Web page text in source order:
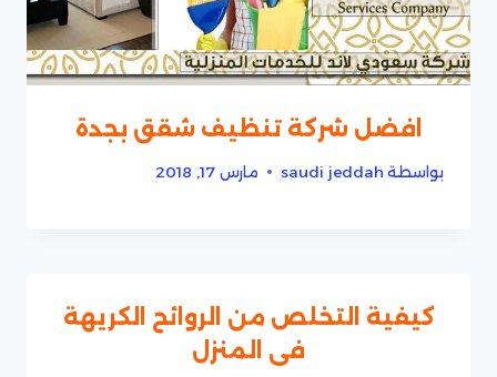
افضل شركة تنظيف شقق بجدة
بواسطة saudi jeddah مارس 17, 2018
كيفية التخلص من الروائح الكريهة
فى المنزل